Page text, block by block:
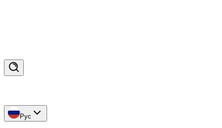
Рус